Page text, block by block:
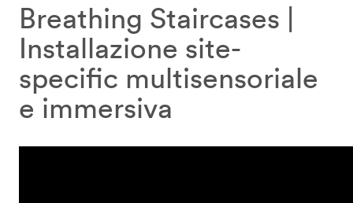
Breathing Staircases |
Installazione site-
specific multisensoriale
e immersiva